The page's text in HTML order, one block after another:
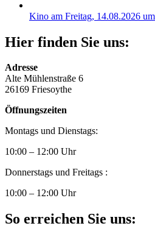
Kino am Freitag, 14.08.2026
Hier finden Sie uns:
Adresse
Alte Mühlenstraße 6
26169 Friesoythe
Öffnungszeiten
Montags und Dienstags:
10:00 – 12:00 Uhr
Donnerstags und Freitags :
10:00 – 12:00 Uhr
So erreichen Sie uns: